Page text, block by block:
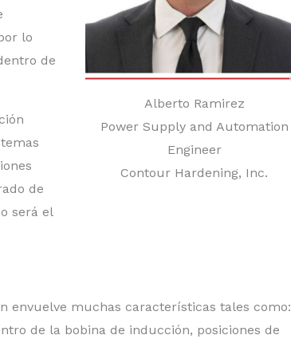
Alberto Ramirez
Power Supply and Automation
Engineer
Contour Hardening, Inc.
lo
de
de
será el
envuelve muchas características tales como:
de la bobina de inducción, posiciones de